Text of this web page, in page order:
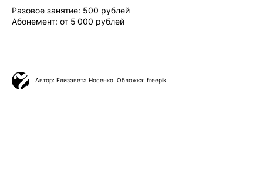
Разовое занятие: 500 рублей
Абонемент: от 5 000 рублей
Автор: Елизавета Носенко. Обложка: freepik